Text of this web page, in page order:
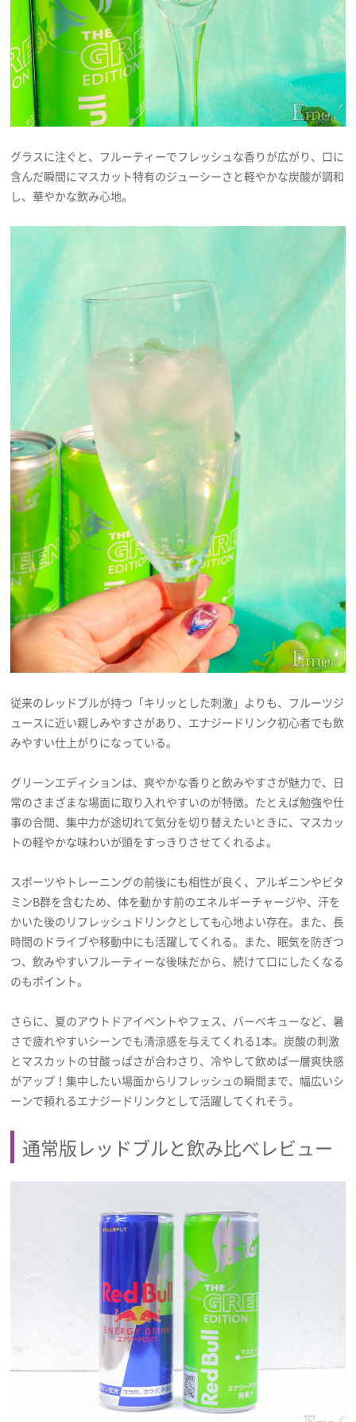
グラスに注ぐと、フルーティーでフレッシュな香りが広がり、口に
含んだ瞬間にマスカット特有のジューシーさと軽やかな炭酸が調和
し、華やかな飲み心地。
従来のレッドブルが持つ「キリッとした刺激」よりも、フルーツジ
ュースに近い親しみやすさがあり、エナジードリンク初心者でも飲
みやすい仕上がりになっている。
グリーンエディションは、爽やかな香りと飲みやすさが魅力で、日
常のさまざまな場面に取り入れやすいのが特徴。たとえば勉強や仕
事の合間、集中力が途切れて気分を切り替えたいときに、マスカッ
トの軽やかな味わいが頭をすっきりさせてくれるよ。
スポーツやトレーニングの前後にも相性が良く、アルギニンやビタ
ミンB群を含むため、体を動かす前のエネルギーチャージや、汗を
かいた後のリフレッシュドリンクとしても心地よい存在。また、長
時間のドライブや移動中にも活躍してくれる。また、眠気を防ぎつ
つ、飲みやすいフルーティーな後味だから、続けて口にしたくなる
のもポイント。
さらに、夏のアウトドアイベントやフェス、バーベキューなど、暑
さで疲れやすいシーンでも清涼感を与えてくれる1本。炭酸の刺激
とマスカットの甘酸っぱさが合わさり、冷やして飲めば一層爽快感
がアップ！集中したい場面からリフレッシュの瞬間まで、幅広いシ
ーンで頼れるエナジードリンクとして活躍してくれそう。
通常版レッドブルと飲み比べレビュー